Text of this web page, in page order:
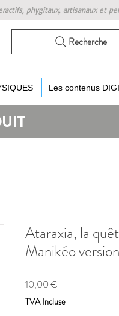
phygitaux, artisanaux et
Recherche
Les contenus
Ataraxia, la
Manikéo
10,00 €
TVA Incluse